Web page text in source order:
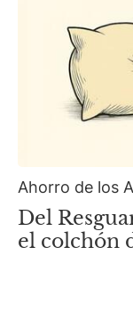
Ahorro de los
Del
el colchón